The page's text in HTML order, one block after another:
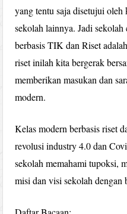
yang tentu saja disetujui
sekolah lainnya. Jadi sekolah
berbasis TIK dan Riset
riset inilah kita bergerak
memberikan masukan dan
modern.
Kelas modern berbasis riset
revolusi industry 4.0 dan
sekolah memahami tupoksi,
misi dan visi sekolah dengan